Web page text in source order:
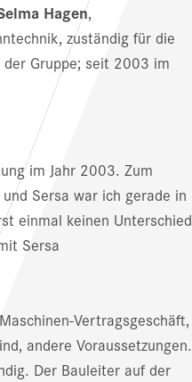
Hagen,
zuständig für die
Gruppe; seit 2003 im
im Jahr 2003. Zum
Sersa war ich gerade in
einmal keinen Unterschied
Sersa
Vertragsgeschäft,
andere Voraussetzungen.
Der Bauleiter auf der